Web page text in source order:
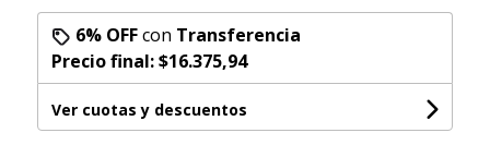
6% OFFcon Transferencia
Precio final:$16.375,94
Ver cuotas y descuentos